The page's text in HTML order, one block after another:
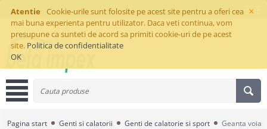
×
Atentie
Cookie-urile sunt folosite pe acest site pentru a oferi cea
mai buna experienta pentru utilizator. Daca veti continua, vom
presupune ca sunteti de acord sa primiti cookie-uri de pe acest
site. Politica de confidentialitate
OK
Pagina start Genti si calatorii Genti de calatorie si sport Geanta voiaj